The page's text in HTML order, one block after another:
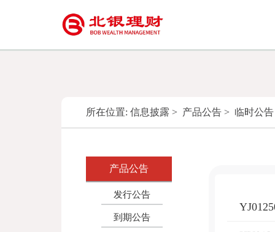
所在位置: 信息披露 > 产品公告 > 临时公告
产品公告
发行公告
到期公告